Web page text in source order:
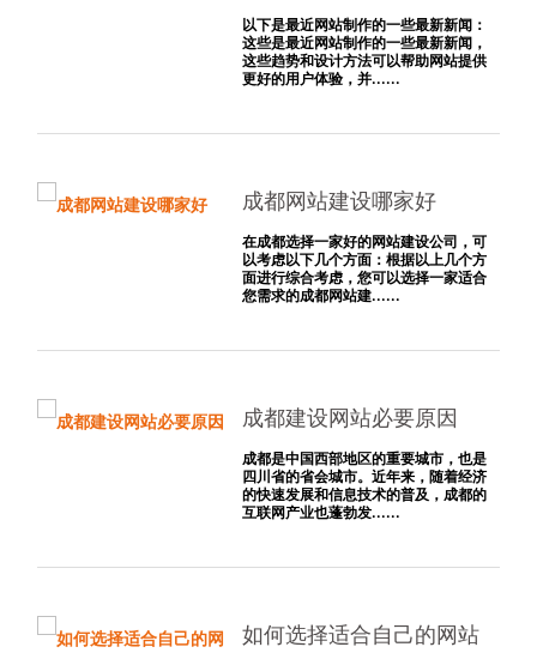
以下是最近网站制作的一些最新新闻：
这些是最近网站制作的一些最新新闻，
这些趋势和设计方法可以帮助网站提供
更好的用户体验，并......
成都网站建设哪家好
在成都选择一家好的网站建设公司，可
以考虑以下几个方面：根据以上几个方
面进行综合考虑，您可以选择一家适合
您需求的成都网站建......
成都建设网站必要原因
成都是中国西部地区的重要城市，也是
四川省的省会城市。近年来，随着经济
的快速发展和信息技术的普及，成都的
互联网产业也蓬勃发......
如何选择适合自己的网站